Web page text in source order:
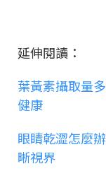
延伸閱讀：
葉黃素攝取量
健康
眼睛乾澀怎麼
晰視界